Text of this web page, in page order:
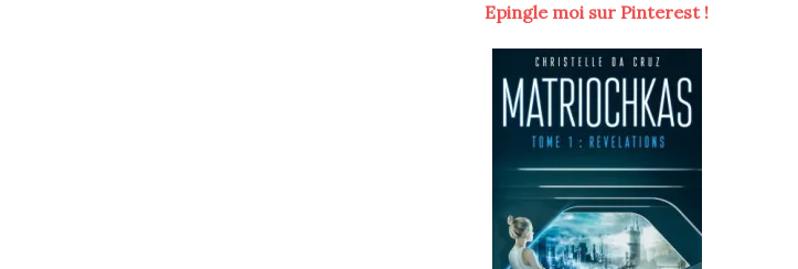
Epingle moi sur Pinterest !